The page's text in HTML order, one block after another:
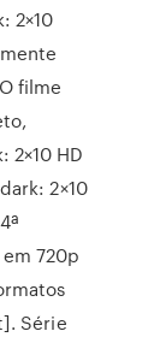
2×10
filme
HD
2×10
720p
Série